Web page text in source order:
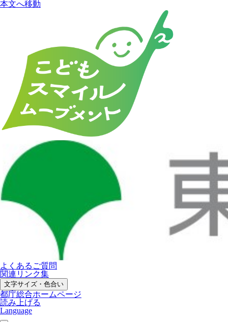
本文へ移動
よくあるご質問
関連リンク集
文字サイズ・色合い
都庁総合ホームページ
読み上げる
Language